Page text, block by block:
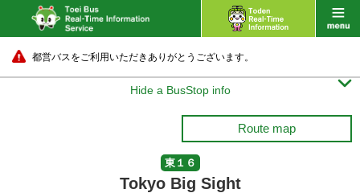
都営バスをご利用いただきありがとうございます。
Hide a BusStop info 
Route map
東１６
Tokyo Big Sight